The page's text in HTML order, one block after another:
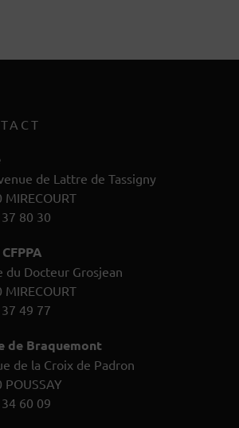
de Lattre de Tassigny
MIRECOURT
80 30
du Docteur Grosjean
MIRECOURT
49 77
de Braquemont
de la Croix de Padron
POUSSAY
60 09